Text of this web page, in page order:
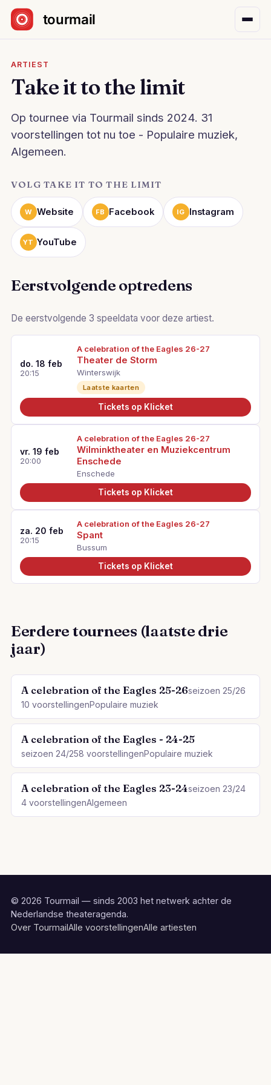
Sla navigatie over
ARTIEST
Take it to the limit
Op tournee via Tourmail sinds 2024. 31
voorstellingen tot nu toe - Populaire muziek,
Algemeen.
VOLG TAKE IT TO THE LIMIT
W Website FB Facebook IG Instagram
YT YouTube
Eerstvolgende optredens
De eerstvolgende 3 speeldata voor deze artiest.
do. 18 feb
20:15
A celebration of the Eagles 26-27
Theater de Storm
Winterswijk
Laatste kaarten
Tickets op Klicket
vr. 19 feb
20:00
A celebration of the Eagles 26-27
Wilminktheater en Muziekcentrum
Enschede
Enschede
Tickets op Klicket
za. 20 feb
20:15
A celebration of the Eagles 26-27
Spant
Bussum
Tickets op Klicket
Eerdere tournees (laatste drie
jaar)
A celebration of the Eagles 25-26seizoen 25/26
10 voorstellingenPopulaire muziek
A celebration of the Eagles - 24-25
seizoen 24/258 voorstellingenPopulaire muziek
A celebration of the Eagles 23-24seizoen 23/24
4 voorstellingenAlgemeen
© 2026 Tourmail — sinds 2003 het netwerk achter de
Nederlandse theateragenda.
Over TourmailAlle voorstellingenAlle artiesten